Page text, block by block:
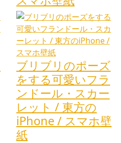
ブリブリのポーズ
をする可愛いフラ
ンドール・スカー
レット / 東方の
iPhone / スマホ壁
紙